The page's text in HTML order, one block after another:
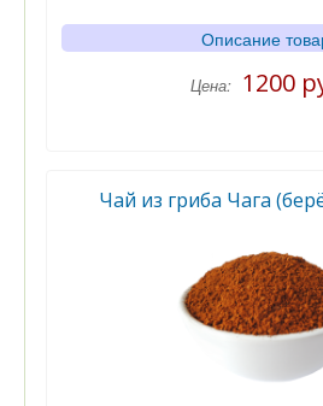
Описание
Цена: 1200
Чай из гриба Чага